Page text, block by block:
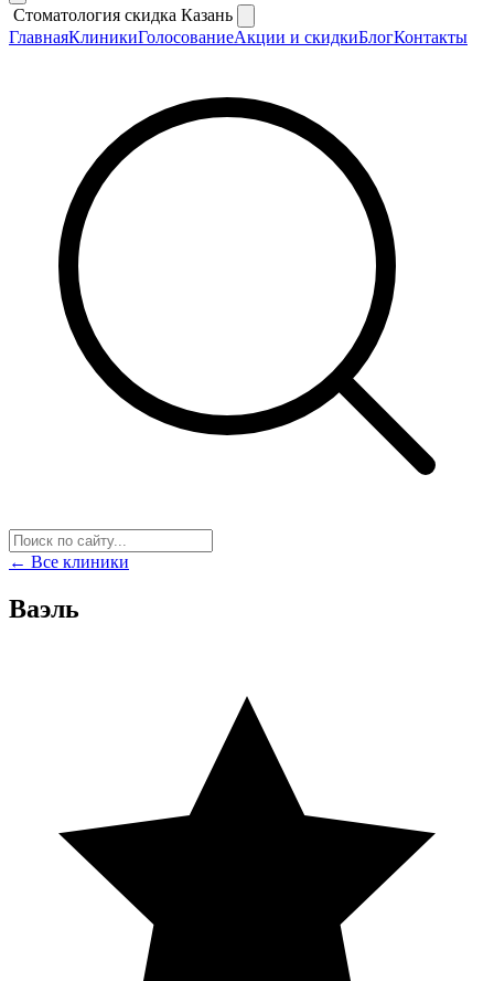
Стоматология скидка Казань
ГлавнаяКлиникиГолосованиеАкции и скидкиБлогКонтакты
← Все клиники
Ваэль